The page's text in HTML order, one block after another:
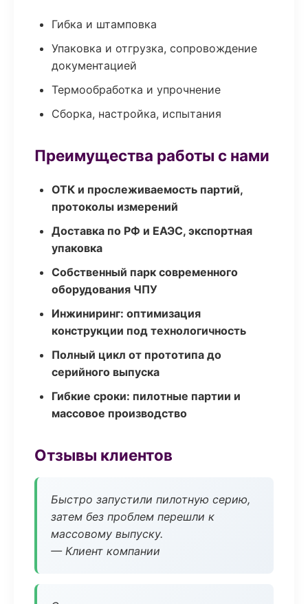
Гибка и штамповка
Упаковка и отгрузка, сопровождение
документацией
Термообработка и упрочнение
Сборка, настройка, испытания
Преимущества работы с нами
ОТК и прослеживаемость партий,
протоколы измерений
Доставка по РФ и ЕАЭС, экспортная
упаковка
Собственный парк современного
оборудования ЧПУ
Инжиниринг: оптимизация
конструкции под технологичность
Полный цикл от прототипа до
серийного выпуска
Гибкие сроки: пилотные партии и
массовое производство
Отзывы клиентов
Быстро запустили пилотную серию,
затем без проблем перешли к
массовому выпуску.
— Клиент компании